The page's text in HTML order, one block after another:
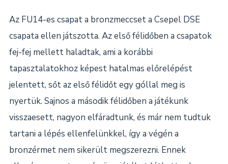
Az FU14-es csapat a bronzmeccset a Csepel DSE
csapata ellen játszotta. Az első félidőben a csapatok
fej-fej mellett haladtak, ami a korábbi
tapasztalatokhoz képest hatalmas előrelépést
jelentett, sőt az első félidőt egy góllal meg is
nyertük. Sajnos a második félidőben a játékunk
visszaesett, nagyon elfáradtunk, és már nem tudtuk
tartani a lépés ellenfelünkkel, így a végén a
bronzérmet nem sikerült megszerezni. Ennek